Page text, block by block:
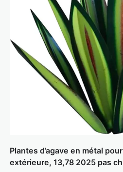
Plantes d’agave en métal
extérieure, 13,78 2025 pas